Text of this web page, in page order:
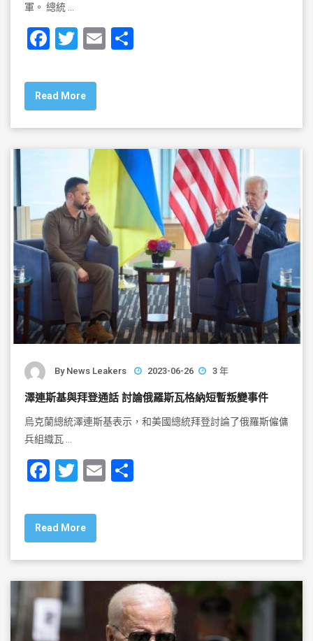
軍。 總統 …
F
c
e
b
o
T
tt
er
E
Read More
By News Leakers 2023-06-26 3 年
澤連斯基與拜登通話 討論俄羅斯瓦格納短暫叛變事件
烏克蘭總統澤連斯基表示，和美國總統拜登討論了俄羅斯僱傭
兵組織瓦 …
F
c
e
b
o
o
k
T
tt
er
E
Read More